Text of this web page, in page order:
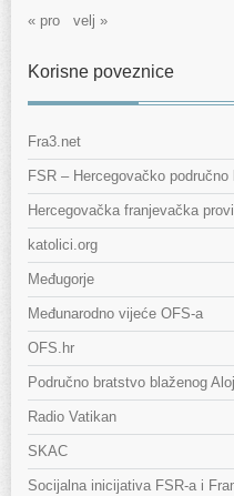
« pro velj »
Korisne poveznice
Fra3.net
FSR – Hercegovačko područno
Hercegovačka franjevačka
katolici.org
Međugorje
Međunarodno vijeće OFS-a
OFS.hr
Područno bratstvo blaženog
Radio Vatikan
SKAC
Socijalna inicijativa FSR-a i